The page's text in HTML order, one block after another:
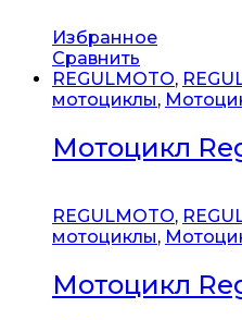
Избранное
Сравнить
REGULMOTO,
мотоциклы,
Мотоцикл
REGULMOTO,
мотоциклы,
Мотоцикл